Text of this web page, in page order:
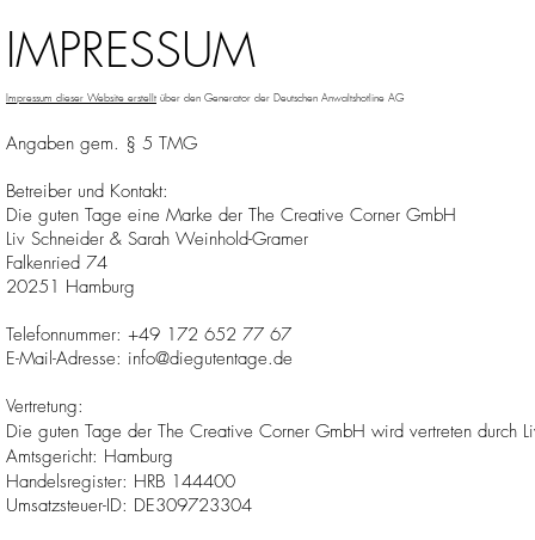
IMPRESSUM
Impressum dieser Website erstellt über den Generator der Deutschen Anwaltshotline AG
Angaben gem. § 5 TMG
Betreiber und Kontakt:
Die guten Tage eine Marke der The Creative Corner GmbH
Liv Schneider & Sarah Weinhold-Gramer
Falkenried 74
20251 Hamburg
Telefonnummer: +49 172 652 77 67
E-Mail-Adresse: info@diegutentage.de
Vertretung:
Die guten Tage der The Creative Corner GmbH wird vertreten durch
Amtsgericht: Hamburg
Handelsregister: HRB 144400
Umsatzsteuer-ID: DE309723304